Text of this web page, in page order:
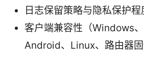
日志保留策略与隐私保护程
客户端兼容性（Windows、
Android、Linux、路由器固